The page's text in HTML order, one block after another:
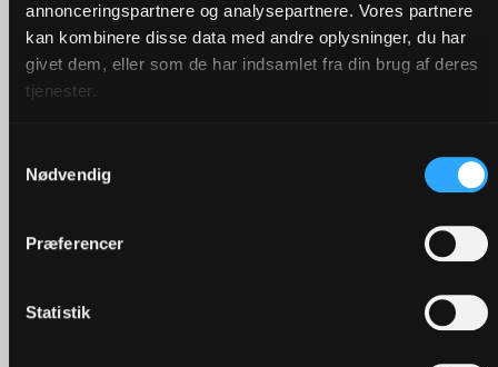
annonceringspartnere og analysepartnere. Vores partnere
kan kombinere disse data med andre oplysninger, du har
givet dem, eller som de har indsamlet fra din brug af deres
tjenester.
Nødvendig
Præferencer
Statistik
os, da vi ikke selv kunne stå'